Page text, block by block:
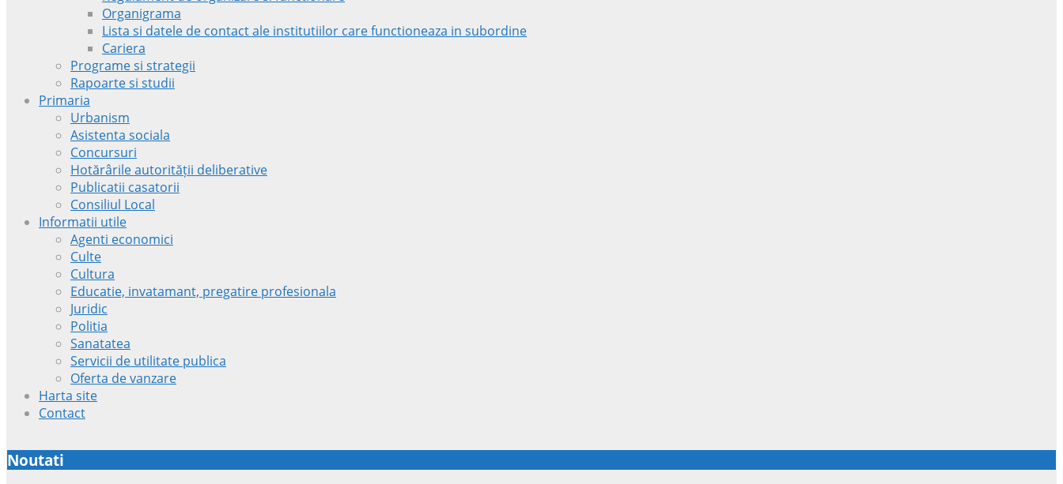
Organigrama
Lista si datele de contact ale institutiilor care functioneaza in subordine
Cariera
Programe si strategii
Rapoarte si studii
Primaria
Urbanism
Asistenta sociala
Concursuri
Hotărârile autorității deliberative
Publicatii casatorii
Consiliul Local
Informatii utile
Agenti economici
Culte
Cultura
Educatie, invatamant, pregatire profesionala
Juridic
Politia
Sanatatea
Servicii de utilitate publica
Oferta de vanzare
Harta site
Contact
Noutati